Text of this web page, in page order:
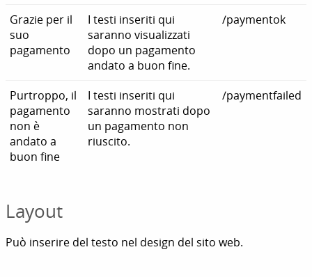
Grazie per il
suo
pagamento
I testi inseriti qui
saranno visualizzati
dopo un pagamento
andato a buon fine.
/paymentok
Purtroppo, il
pagamento
non è
andato a
buon fine
I testi inseriti qui
saranno mostrati dopo
un pagamento non
riuscito.
/paymentfailed
Layout
Può inserire del testo nel design del sito web.